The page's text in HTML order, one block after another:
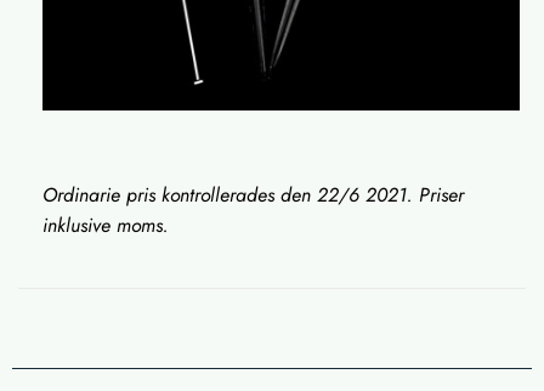
Ordinarie pris kontrollerades den 22/6 2021. Priser
inklusive moms.